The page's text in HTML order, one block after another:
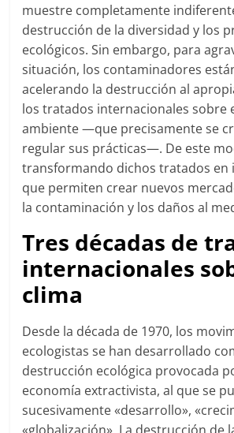
muestre completamente
destrucción de la diversidad y los
ecológicos. Sin embargo, para
situación, los contaminadores
acelerando la destrucción al
los tratados internacionales sobre
ambiente —que precisamente se
regular sus prácticas—. De este
transformando dichos tratados en
que permiten crear nuevos
la contaminación y los daños al
Tres décadas de
internacionales
clima
Desde la década de 1970, los
ecologistas se han desarrollado
destrucción ecológica provocada
economía extractivista, al que se
sucesivamente «desarrollo»,